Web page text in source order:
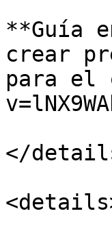
**Guía
crear
para el
</